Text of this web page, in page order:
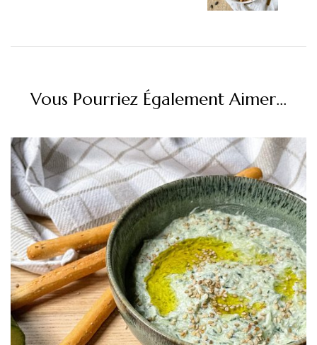
Vous Pourriez Également Aimer...